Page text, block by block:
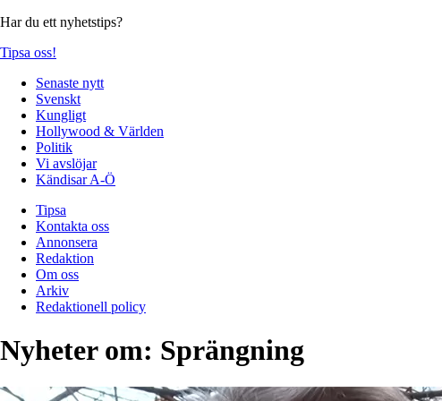
Har du ett nyhetstips?
Tipsa oss!
Senaste nytt
Svenskt
Kungligt
Hollywood & Världen
Politik
Vi avslöjar
Kändisar A-Ö
Tipsa
Kontakta oss
Annonsera
Redaktion
Om oss
Arkiv
Redaktionell policy
Nyheter om: Sprängning